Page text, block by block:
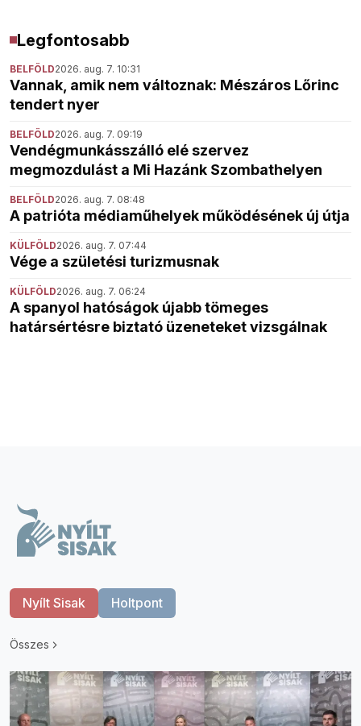
Legfontosabb
BELFÖLD2026. aug. 7. 10:31
Vannak, amik nem változnak: Mészáros Lőrinc
tendert nyer
BELFÖLD2026. aug. 7. 09:19
Vendégmunkásszálló elé szervez
megmozdulást a Mi Hazánk Szombathelyen
BELFÖLD2026. aug. 7. 08:48
A patrióta médiaműhelyek működésének új útja
KÜLFÖLD2026. aug. 7. 07:44
Vége a születési turizmusnak
KÜLFÖLD2026. aug. 7. 06:24
A spanyol hatóságok újabb tömeges
határsértésre biztató üzeneteket vizsgálnak
Nyílt Sisak Holtpont
Összes